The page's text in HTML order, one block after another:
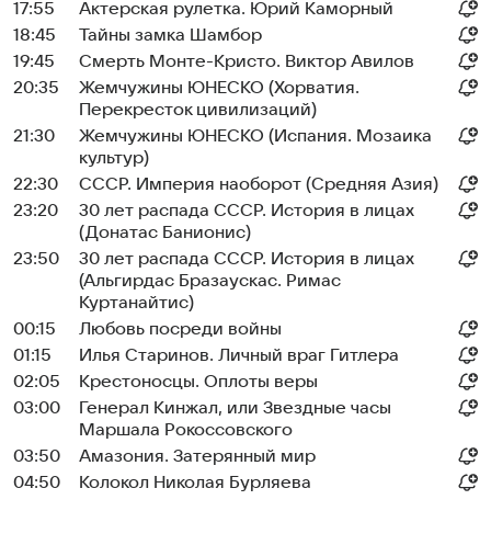
17:55
Актерская рулетка. Юрий Каморный
18:45
Тайны замка Шамбор
19:45
Смерть Монте-Кристо. Виктор Авилов
20:35
Жемчужины ЮНЕСКО (Хорватия.
Перекресток цивилизаций)
21:30
Жемчужины ЮНЕСКО (Испания. Мозаика
культур)
22:30
СССР. Империя наоборот (Средняя Азия)
23:20
30 лет распада СССР. История в лицах
(Донатас Банионис)
23:50
30 лет распада СССР. История в лицах
(Альгирдас Бразаускас. Римас
Куртанайтис)
00:15
Любовь посреди войны
01:15
Илья Старинов. Личный враг Гитлера
02:05
Крестоносцы. Оплоты веры
03:00
Генерал Кинжал, или Звездные часы
Маршала Рокоссовского
03:50
Амазония. Затерянный мир
04:50
Колокол Николая Бурляева